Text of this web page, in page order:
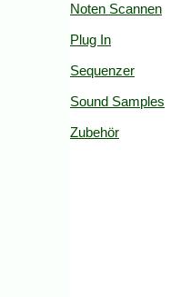
Noten Scannen
Plug In
Sequenzer
Sound Samples
Zubehör